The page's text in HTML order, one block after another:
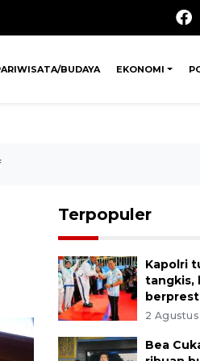
BUDAYA EKONOMI
Terpopuler
Kapolri
tangkis,
2 Agustus
Bea